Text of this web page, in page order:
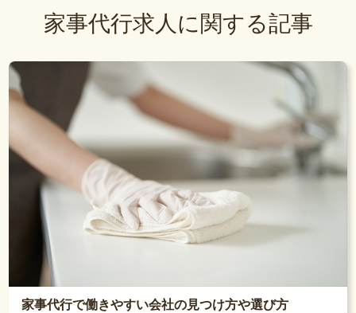
家事代行求人に関する記事
家事代行で働きやすい会社の見つけ方や選び方